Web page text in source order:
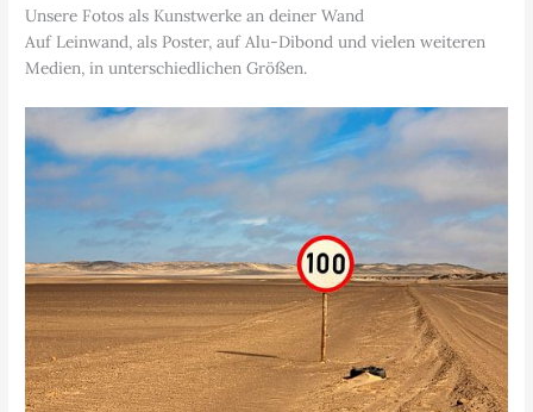
Unsere Fotos als Kunstwerke an deiner Wand
Auf Leinwand, als Poster, auf Alu-Dibond und vielen weiteren
Medien, in unterschiedlichen Größen.